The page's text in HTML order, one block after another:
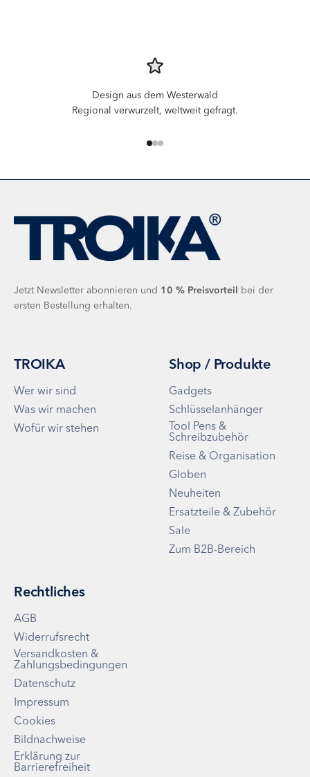
Design aus dem Westerwald
Regional verwurzelt, weltweit gefragt.
Jetzt Newsletter abonnieren und 10 % Preisvorteil
bei der
ersten Bestellung erhalten.
TROIKA
Wer wir sind
Was wir machen
Wofür wir stehen
Shop / Produkte
Gadgets
Schlüsselanhänger
Tool Pens &
Schreibzubehör
Reise & Organisation
Globen
Neuheiten
Ersatzteile & Zubehör
Sale
Zum B2B-Bereich
Rechtliches
AGB
Widerrufsrecht
Versandkosten &
Zahlungsbedingungen
Datenschutz
Impressum
Cookies
Bildnachweise
Erklärung zur
Barrierefreiheit